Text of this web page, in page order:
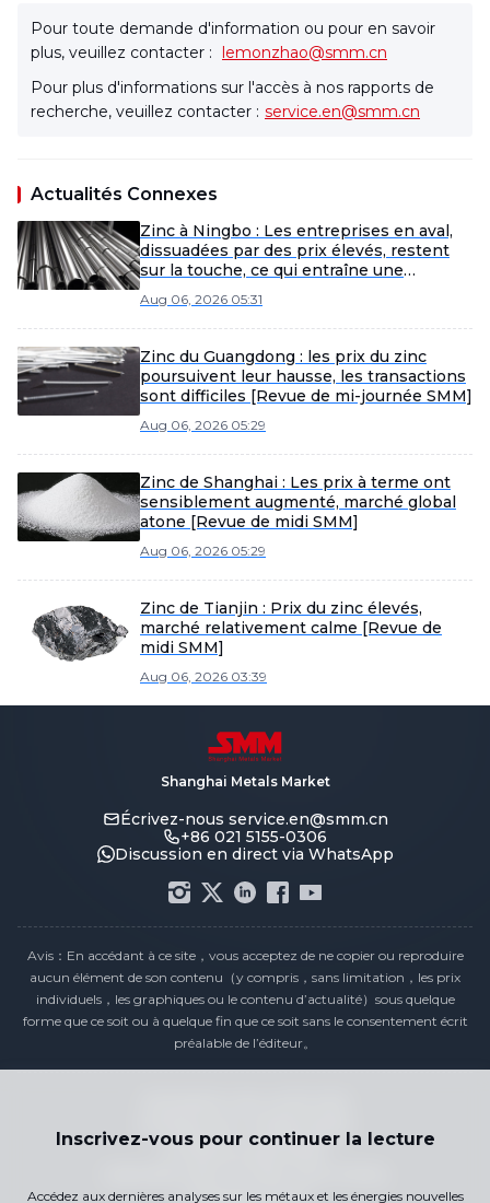
Pour toute demande d'information ou pour en savoir
plus, veuillez contacter : lemonzhao@smm.cn
Pour plus d'informations sur l'accès à nos rapports de
recherche, veuillez contacter : service.en@smm.cn
Actualités Connexes
Zinc à Ningbo : Les entreprises en aval,
dissuadées par des prix élevés, restent
sur la touche, ce qui entraîne une
comptant [Revue de mi-journée SMM]
Aug 06, 2026 05:31
Zinc du Guangdong : les prix du zinc
poursuivent leur hausse, les transactions
sont difficiles [Revue de mi-journée SMM]
Aug 06, 2026 05:29
Zinc de Shanghai : Les prix à terme ont
sensiblement augmenté, marché global
atone [Revue de midi SMM]
Aug 06, 2026 05:29
Zinc de Tianjin : Prix du zinc élevés,
marché relativement calme [Revue de
midi SMM]
Aug 06, 2026 03:39
Inscrivez-vous pour continuer la lecture
Accédez aux dernières analyses sur les métaux et les énergies nouvelles
Shanghai Metals Market
Écrivez-nous service.en@smm.cn
+86 021 5155-0306
Discussion en direct via WhatsApp
Avis：En accédant à ce site，vous acceptez de ne copier ou reproduire
aucun élément de son contenu（y compris，sans limitation，les prix
individuels，les graphiques ou le contenu d’actualité）sous quelque
forme que ce soit ou à quelque fin que ce soit sans le consentement écrit
préalable de l’éditeur。
Politique de confidentialité
Conditions générales
Contactez-nous